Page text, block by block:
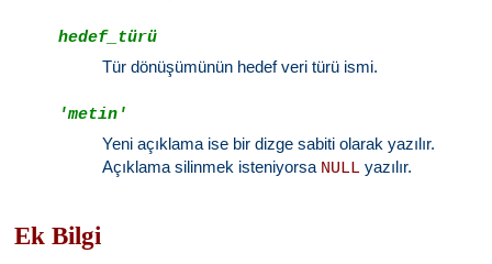
hedef_türü
Tür dönüşümünün hedef veri türü ismi.
'metin'
Yeni açıklama ise bir dizge sabiti olarak yazılır.
Açıklama silinmek isteniyorsa NULL yazılır.
Ek Bilgi